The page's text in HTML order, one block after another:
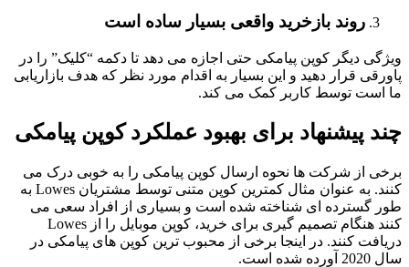
روند بازخرید واقعی بسیار ساده است
ویژگی دیگر کوپن پیامکی حتی اجازه می دهد تا دکمه “کلیک” را در
پاورقی قرار دهید و این بسیار به اقدام مورد نظر که هدف بازاریابی
ما است توسط کاربر کمک می کند.
چند پیشنهاد برای بهبود عملکرد کوپن پیامکی
برخی از شرکت ها نحوه ارسال کوپن پیامکی را به خوبی درک می
کنند. به عنوان مثال کمترین کوپن متنی توسط مشتریان Lowes به
طور گسترده ای شناخته شده است و بسیاری از افراد سعی می
کنند هنگام تصمیم گیری برای خرید، کوپن موبایل را از Lowes
دریافت کنند. در اینجا برخی از محبوب ترین کوپن های پیامکی در
سال 2020 آورده شده است.